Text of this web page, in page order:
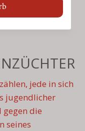
jede in sich
jugendlicher
die
seines